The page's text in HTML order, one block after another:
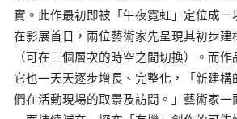
實。此作最初即被「午夜霓虹」定位成一
在影展首日，兩位藝術家先呈現其初步建
（可在三個層次的時空之間切換）。而作
它也一天天逐步增長、完整化，「新建構
們在活動現場的取景及訪問。」藝術家一